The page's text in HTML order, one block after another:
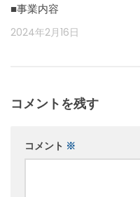
■事業内容
2024年2月16日
コメントを残す
コメント ※